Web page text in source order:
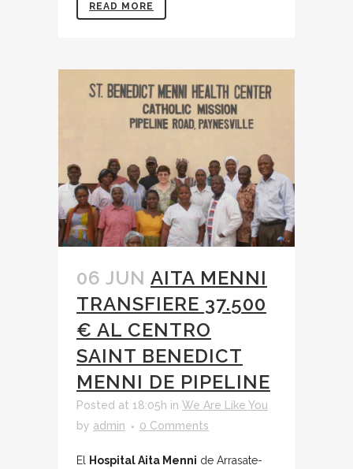
READ MORE
06 JUN AITA MENNI
TRANSFIERE 37.500
€ AL CENTRO
SAINT BENEDICT
MENNI DE PIPELINE
Posted at 18:05h in We Are Like You
by admin 0 Comments
El Hospital Aita Menni de Arrasate-